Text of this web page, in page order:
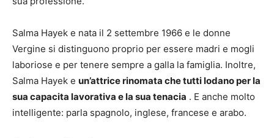
Salma Hayek e nata il 2 settembre 1966 e le donne
Vergine si distinguono proprio per essere madri e mogli
laboriose e per tenere sempre a galla la famiglia. Inoltre,
Salma Hayek e un’attrice rinomata che tutti lodano per la
sua capacita lavorativa e la sua tenacia . E anche molto
intelligente: parla spagnolo, inglese, francese e arabo.